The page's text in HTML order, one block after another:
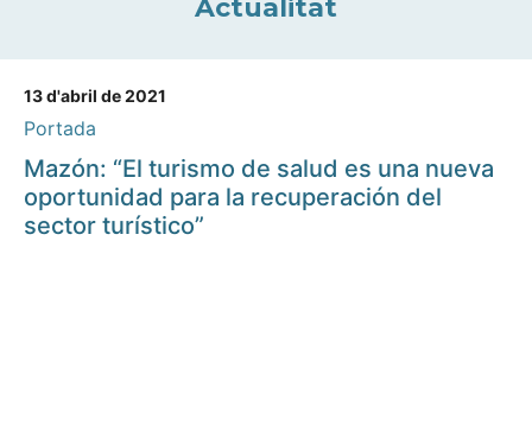
Actualitat
13 d'abril de 2021
Portada
Mazón: “El turismo de salud es una nueva
oportunidad para la recuperación del
sector turístico”